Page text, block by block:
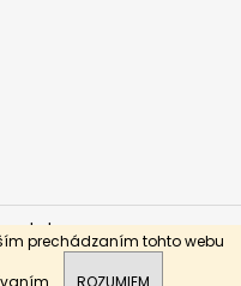
prechádzaním tohto webu